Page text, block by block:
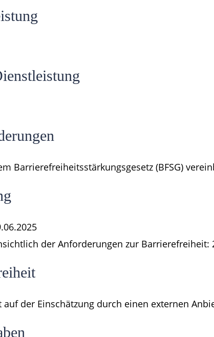
Barrierefreiheitsstärkungsgesetz (BFSG)
der Anforderungen zur Barrierefreiheit:
der Einschätzung durch einen externen